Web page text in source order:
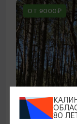
ОТ 9000₽
ЭКСКУРСИИ
80